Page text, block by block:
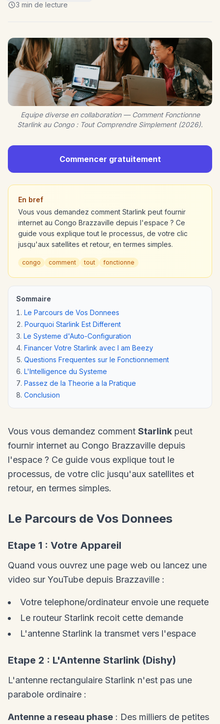
3 min de lecture
Equipe diverse en collaboration — Comment Fonctionne
Starlink au Congo : Tout Comprendre Simplement (2026).
Commencer gratuitement
En bref
Vous vous demandez comment Starlink peut fournir
internet au Congo Brazzaville depuis l'espace ? Ce
guide vous explique tout le processus, de votre clic
jusqu'aux satellites et retour, en termes simples.
congo comment tout fonctionne
Sommaire
Le Parcours de Vos Donnees
Pourquoi Starlink Est Different
Le Systeme d'Auto-Configuration
Financer Votre Starlink avec I am Beezy
Questions Frequentes sur le Fonctionnement
L'Intelligence du Systeme
Passez de la Theorie a la Pratique
Conclusion
Vous vous demandez comment Starlink peut
fournir internet au Congo Brazzaville depuis
l'espace ? Ce guide vous explique tout le
processus, de votre clic jusqu'aux satellites et
retour, en termes simples.
Le Parcours de Vos Donnees
Etape 1 : Votre Appareil
Quand vous ouvrez une page web ou lancez une
video sur YouTube depuis Brazzaville :
Votre telephone/ordinateur envoie une requete
Le routeur Starlink recoit cette demande
L'antenne Starlink la transmet vers l'espace
Etape 2 : L'Antenne Starlink (Dishy)
L'antenne rectangulaire Starlink n'est pas une
parabole ordinaire :
Antenne a reseau phase : Des milliers de petites